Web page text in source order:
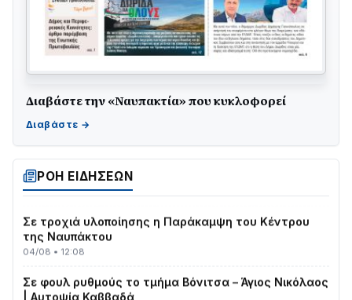
Διαβάστε την «Ναυπακτία» που κυκλοφορεί
ΡΟΗ ΕΙΔΗΣΕΩΝ
ΤΟ ΠΑΡΤΥ ΣΥΝΕΧΙΖΕΤΑΙ…
05/08 • 08:41
Στο σκοτάδι μεγάλο μέρος στο Λυγιά Ναυπάκτου
04/08 • 19:47
της Ναυπάκτου
04/08 • 12:08
| Αυτοψία Καββαδά
03/08 • 11:11